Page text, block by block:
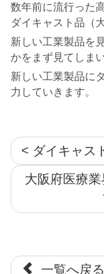
数年前に流行った
ダイキャスト品（
新しい工業製品を
かをまず見てしま
新しい工業製品に
力していきます。
< ダイキャス
大阪府医療業
一覧へ戻る